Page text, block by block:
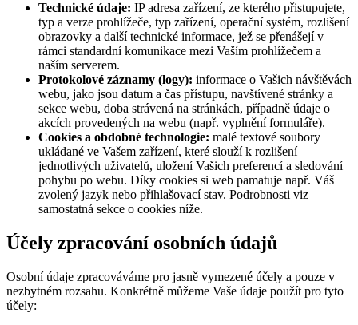
Technické údaje: IP adresa zařízení, ze kterého přistupujete,
typ a verze prohlížeče, typ zařízení, operační systém, rozlišení
obrazovky a další technické informace, jež se přenášejí v
rámci standardní komunikace mezi Vaším prohlížečem a
naším serverem.
Protokolové záznamy (logy): informace o Vašich návštěvách
webu, jako jsou datum a čas přístupu, navštívené stránky a
sekce webu, doba strávená na stránkách, případně údaje o
akcích provedených na webu (např. vyplnění formuláře).
Cookies a obdobné technologie: malé textové soubory
ukládané ve Vašem zařízení, které slouží k rozlišení
jednotlivých uživatelů, uložení Vašich preferencí a sledování
pohybu po webu. Díky cookies si web pamatuje např. Váš
zvolený jazyk nebo přihlašovací stav. Podrobnosti viz
samostatná sekce o cookies níže.
Účely zpracování osobních údajů
Osobní údaje zpracováváme pro jasně vymezené účely a pouze v
nezbytném rozsahu. Konkrétně můžeme Vaše údaje použít pro tyto
účely: